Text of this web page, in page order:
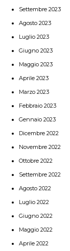
Settembre 2023
Agosto 2023
Luglio 2023
Giugno 2023
Maggio 2023
Aprile 2023
Marzo 2023
Febbraio 2023
Gennaio 2023
Dicembre 2022
Novembre 2022
Ottobre 2022
Settembre 2022
Agosto 2022
Luglio 2022
Giugno 2022
Maggio 2022
Aprile 2022